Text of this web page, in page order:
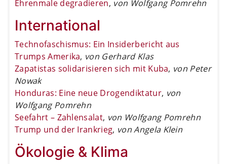
Ehrenmale degradieren, von Wolfgang Pomrehn
International
Technofaschismus: Ein Insiderbericht aus
Trumps Amerika, von Gerhard Klas
Zapatistas solidarisieren sich mit Kuba, von Peter
Nowak
Honduras: Eine neue Drogendiktatur, von
Wolfgang Pomrehn
Seefahrt – Zahlensalat, von Wolfgang Pomrehn
Trump und der Irankrieg, von Angela Klein
Ökologie & Klima